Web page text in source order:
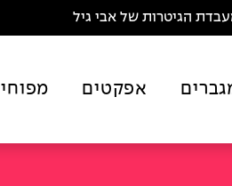
הגיטרות של אבי גיל
אפקטים